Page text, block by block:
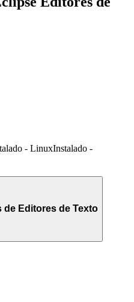
- LinuxInstalado -
de Editores de Texto